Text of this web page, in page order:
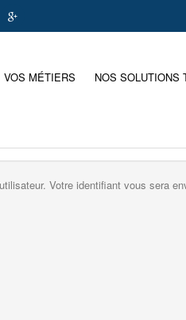
VOS MÉTIERS NOS SOLUTIONS
Votre identifiant vous sera